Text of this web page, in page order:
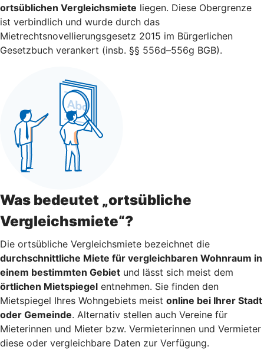
ortsüblichen Vergleichsmiete liegen. Diese Obergrenze
ist verbindlich und wurde durch das
Mietrechtsnovellierungsgesetz 2015 im Bürgerlichen
Gesetzbuch verankert (insb. §§ 556d–556g BGB).
Was bedeutet „ortsübliche
Vergleichsmiete“?
Die ortsübliche Vergleichsmiete bezeichnet die
durchschnittliche Miete für vergleichbaren Wohnraum in
einem bestimmten Gebiet und lässt sich meist dem
örtlichen Mietspiegel entnehmen. Sie finden den
Mietspiegel Ihres Wohngebiets meist online bei Ihrer Stadt
oder Gemeinde. Alternativ stellen auch Vereine für
Mieterinnen und Mieter bzw. Vermieterinnen und Vermieter
diese oder vergleichbare Daten zur Verfügung.